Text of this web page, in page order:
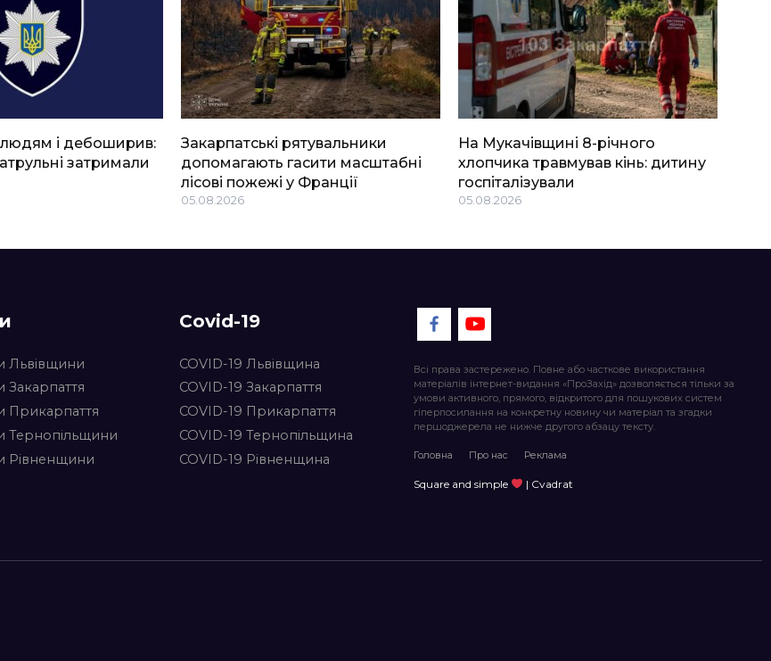
і дебоширив:
затримали
Закарпатські рятувальники
допомагають гасити масштабні
лісові пожежі у Франції
05.08.2026
На Мукачівщині 8-річного
хлопчика травмував кінь: дитину
госпіталізували
05.08.2026
Львівщини
Закарпаття
Прикарпаття
Тернопільщини
Рівненщини
Covid-19
COVID-19 Львівщина
COVID-19 Закарпаття
COVID-19 Прикарпаття
COVID-19 Тернопільщина
COVID-19 Рівненщина
Всі права застережено. Повне або часткове використання
матеріалів інтернет-видання «ПроЗахід» дозволяється тільки за
умови активного, прямого, відкритого для пошукових систем
гіперпосилання на конкретну новину чи матеріал та згадки
першоджерела не нижче другого абзацу тексту.
Головна Про нас Реклама
Square and simple | Cvadrat